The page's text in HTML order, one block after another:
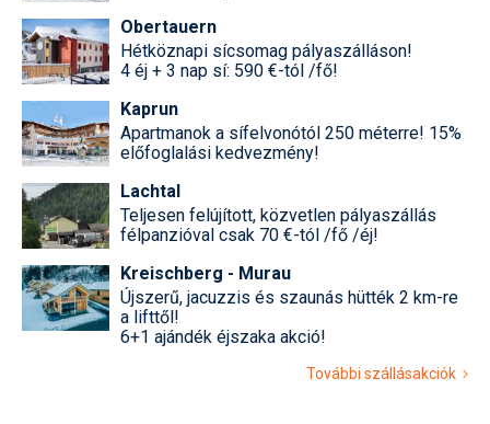
Obertauern
Hétköznapi sícsomag pályaszálláson!
4 éj + 3 nap sí: 590 €-tól /fő!
Kaprun
Apartmanok a sífelvonótól 250 méterre! 15%
előfoglalási kedvezmény!
Lachtal
Teljesen felújított, közvetlen pályaszállás
félpanzióval csak 70 €-tól /fő /éj!
Kreischberg - Murau
Újszerű, jacuzzis és szaunás hütték 2 km-re
a lifttől!
6+1 ajándék éjszaka akció!
További szállásakciók